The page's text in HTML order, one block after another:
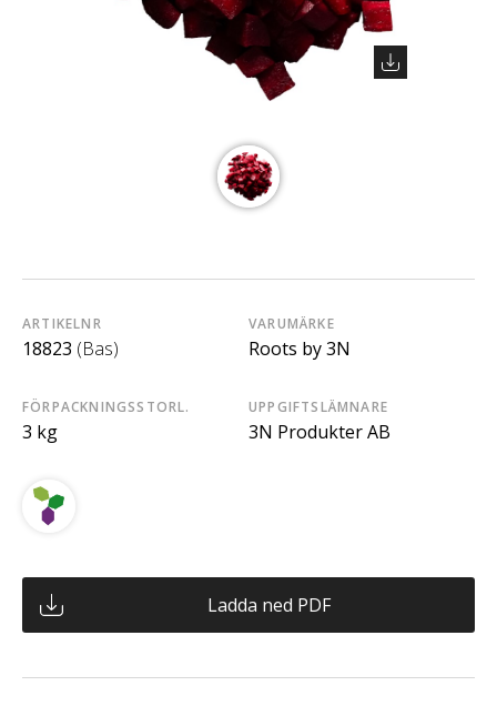
ARTIKELNR
18823 (Bas)
VARUMÄRKE
Roots by 3N
FÖRPACKNINGSSTORL.
3 kg
UPPGIFTSLÄMNARE
3N Produkter AB
Ladda ned PDF